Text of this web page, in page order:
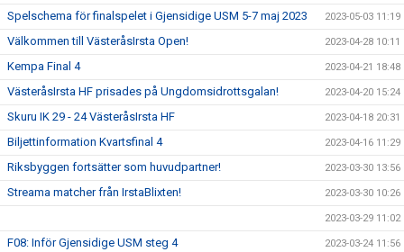
Spelschema för finalspelet i Gjensidige USM 5-7 maj 2023 2023-05-03 11:19
Välkommen till VästeråsIrsta Open! 2023-04-28 10:11
Kempa Final 4 2023-04-21 18:48
VästeråsIrsta HF prisades på Ungdomsidrottsgalan! 2023-04-20 15:24
Skuru IK 29 - 24 VästeråsIrsta HF 2023-04-18 20:31
Biljettinformation Kvartsfinal 4 2023-04-16 11:29
Riksbyggen fortsätter som huvudpartner! 2023-03-30 13:56
Streama matcher från IrstaBlixten! 2023-03-30 10:26
2023-03-29 11:02
F08: Inför Gjensidige USM steg 4 2023-03-24 11:56